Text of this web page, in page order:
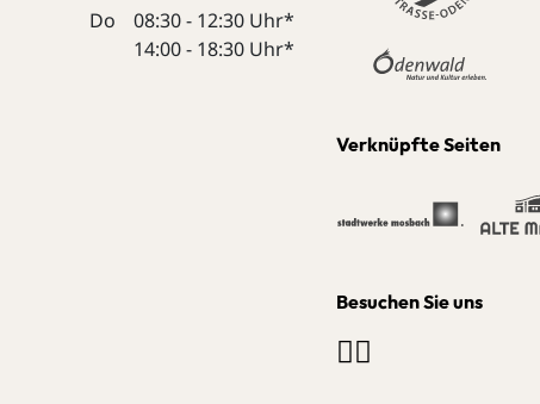
Do
08:30 - 12:30 Uhr*
14:00 - 18:30 Uhr*
Verknüpfte Seiten
Besuchen Sie uns